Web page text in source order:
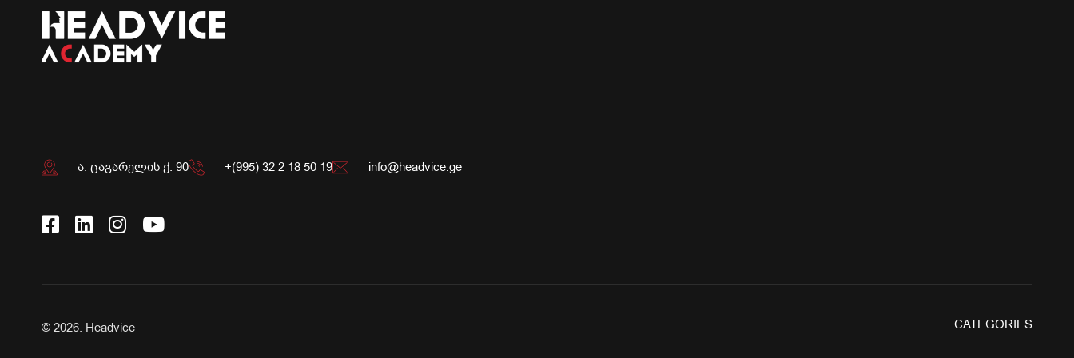
ა. ცაგარელის ქ. 90 +(995) 32 2 18 50 19 info@headvice.ge
© 2026. Headvice CATEGORIES